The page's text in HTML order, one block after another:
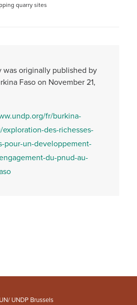
quarry sites
was originally published by
Faso on November 21,
fr/burkina-
des-richesses-
pour-un-developpement-
du-pnud-au-
UN/ UNDP Brussels